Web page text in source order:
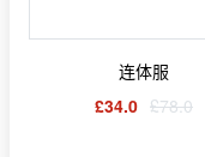
连体服
£34.0 £78.0